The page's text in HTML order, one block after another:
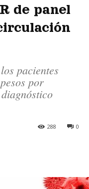
de panel
pacientes
por
0
288